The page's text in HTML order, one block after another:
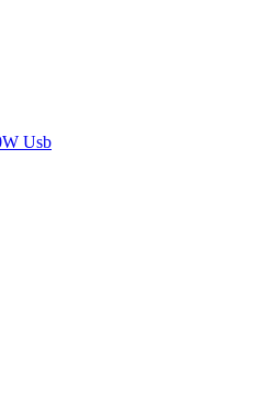
Usb